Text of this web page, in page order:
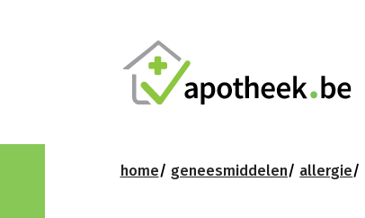
home geneesmiddelen allergie